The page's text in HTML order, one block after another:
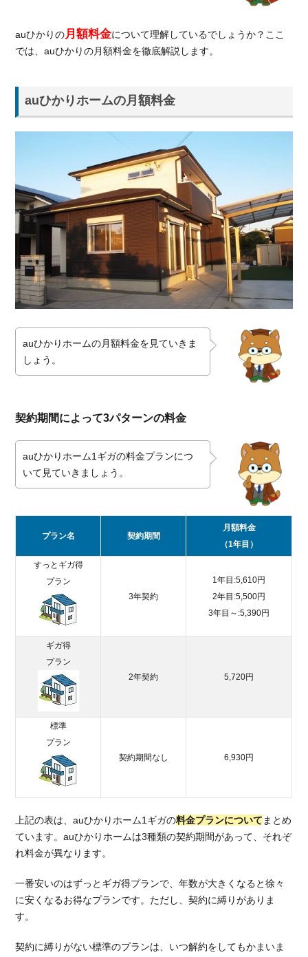
1.1.2.
高速サ
1.2.
auひ
料金
1.2.1.
auひか
りマン
ション
の契約
Gの場
は住宅
よって
決まる
事費
1.4.
auひ
かり
オプ
ショ
ンの
月額
料金
1.5.
auひ
かり
の月
額料
金に
関す
る評
は？
2.
au
りの
月額
くす
auひかりの月額料金について理解しているでしょうか？ここ
では、auひかりの月額料金を徹底解説します。
auひかりホームの月額料金
auひかりホームの月額料金を見ていきま
しょう。
契約期間によって3パターンの料金
auひかりホーム1ギガの料金プランにつ
いて見ていきましょう。
プラン名 契約期間
月額料金
（1年目）
すっとギガ得
プラン
3年契約
1年目:5,610円
2年目:5,500円
3年目～:5,390円
ギガ得
プラン
2年契約
5,720円
標準
プラン
契約期間なし
6,930円
上記の表は、auひかりホーム1ギガの料金プランについて まとめ
ています。auひかりホームは3種類の契約期間があって、それぞ
れ料金が異なります。
一番安いのはずっとギガ得プランで、年数が大きくなると徐々
に安くなるお得なプランです。ただし、契約に縛りがありま
す。
契約に縛りがない標準のプランは、いつ解約をしてもかまいま